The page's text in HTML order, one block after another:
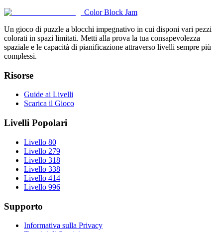
Color Block Jam
Un gioco di puzzle a blocchi impegnativo in cui disponi vari pezzi
colorati in spazi limitati. Metti alla prova la tua consapevolezza
spaziale e le capacità di pianificazione attraverso livelli sempre più
complessi.
Risorse
Guide ai Livelli
Scarica il Gioco
Livelli Popolari
Livello 80
Livello 279
Livello 318
Livello 338
Livello 414
Livello 996
Supporto
Informativa sulla Privacy